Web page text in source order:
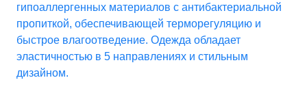
гипоаллергенных материалов с антибактериальной
пропиткой, обеспечивающей терморегуляцию и
быстрое влагоотведение. Одежда обладает
эластичностью в 5 направлениях и стильным
дизайном.